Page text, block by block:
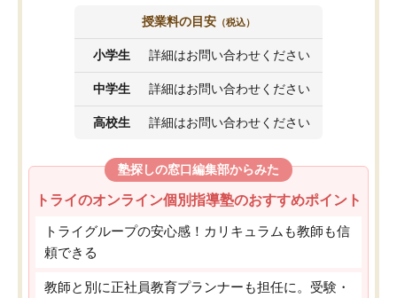
授業料の目安 （税込）
小学生 詳細はお問い合わせください
中学生 詳細はお問い合わせください
高校生 詳細はお問い合わせください
塾探しの窓口編集部からみた
トライのオンライン個別指導塾のおすすめポイント
トライグループの安心感！カリキュラムも教師も信
頼できる
教師と別に正社員教育プランナーも担任に。受験・